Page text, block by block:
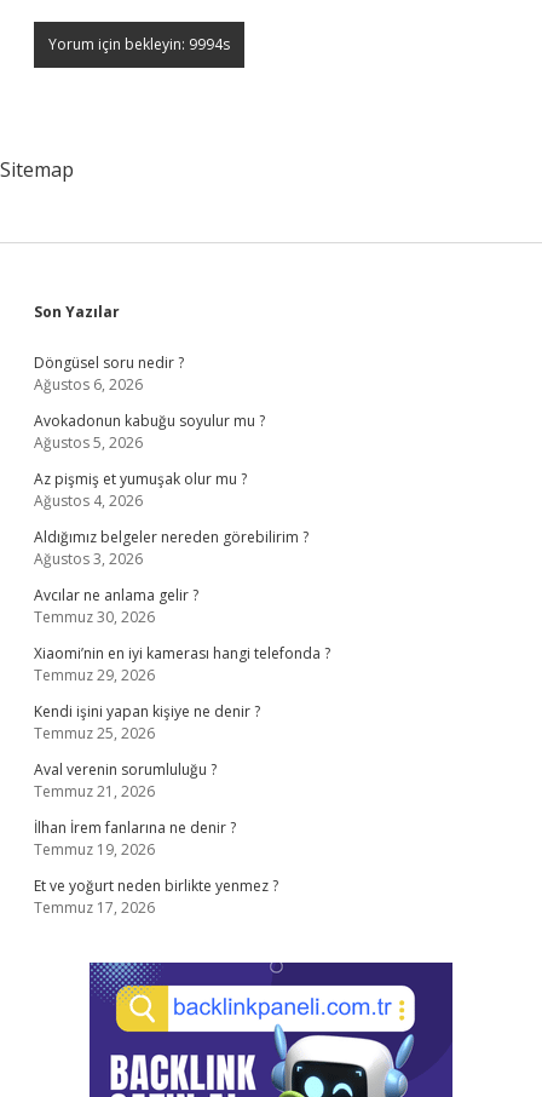
Sitemap
Sidebar
Son Yazılar
Döngüsel soru nedir ?
Ağustos 6, 2026
Avokadonun kabuğu soyulur mu ?
Ağustos 5, 2026
Az pişmiş et yumuşak olur mu ?
Ağustos 4, 2026
Aldığımız belgeler nereden görebilirim ?
Ağustos 3, 2026
Avcılar ne anlama gelir ?
Temmuz 30, 2026
Xiaomi’nin en iyi kamerası hangi telefonda ?
Temmuz 29, 2026
Kendi işini yapan kişiye ne denir ?
Temmuz 25, 2026
Aval verenin sorumluluğu ?
Temmuz 21, 2026
İlhan İrem fanlarına ne denir ?
Temmuz 19, 2026
Et ve yoğurt neden birlikte yenmez ?
Temmuz 17, 2026